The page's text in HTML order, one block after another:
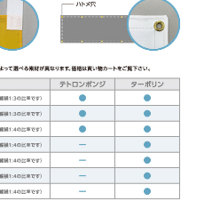
住まい・暮らし
節 不動産・建築
養
連 その他
ダー注文方法
送方法
ダー制作事例